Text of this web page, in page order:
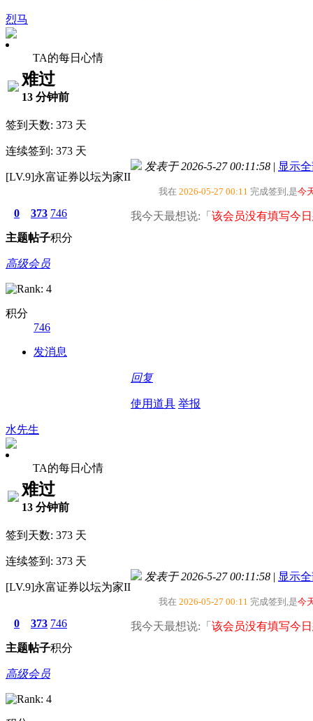
烈马
TA的每日心情
难过
13 分钟前
签到天数: 373 天
连续签到: 373 天
[LV.9]永富证券以坛为家II
0
主题
373
帖子
746
积分
高级会员
积分
746
发消息
发表于 2026-5-27 00:11:58 | 显示
我在 2026-05-27 00:11 完成签到,是今
我今天最想说:「 该会员没有填写今
回复
使用道具 举报
水先生
TA的每日心情
难过
13 分钟前
签到天数: 373 天
连续签到: 373 天
[LV.9]永富证券以坛为家II
0
主题
373
帖子
746
积分
高级会员
发表于 2026-5-27 00:11:58 | 显示
我在 2026-05-27 00:11 完成签到,是今
我今天最想说:「 该会员没有填写今